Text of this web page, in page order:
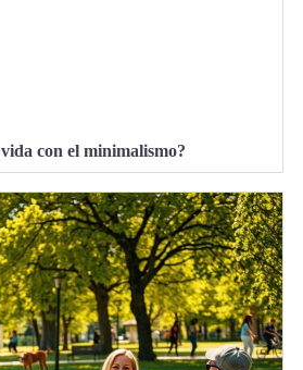
con el minimalismo?